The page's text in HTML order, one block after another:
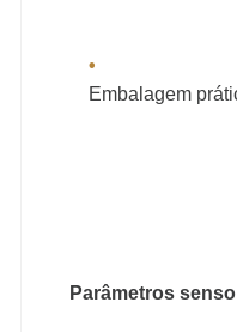
•
Embalagem
Parâmetros